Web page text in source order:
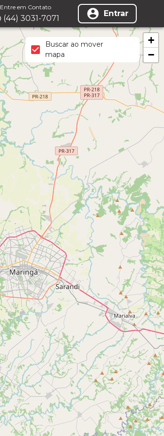
Entre em Contato
(44) 3031-7071 Entrar
+
−
Buscar ao mover
mapa